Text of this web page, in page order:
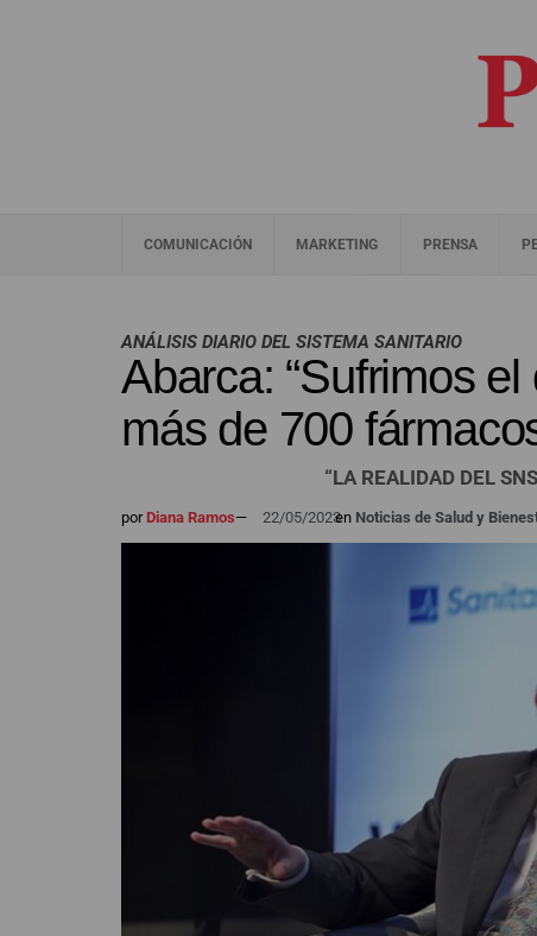
COMUNICACIÓN MARKETING PRENSA
ANÁLISIS DIARIO DEL SISTEMA SANITARIO
Abarca: “Sufrimos
más de 700
“LA REALIDAD DEL
porDiana Ramos— 22/05/2023en Noticias de Salud y